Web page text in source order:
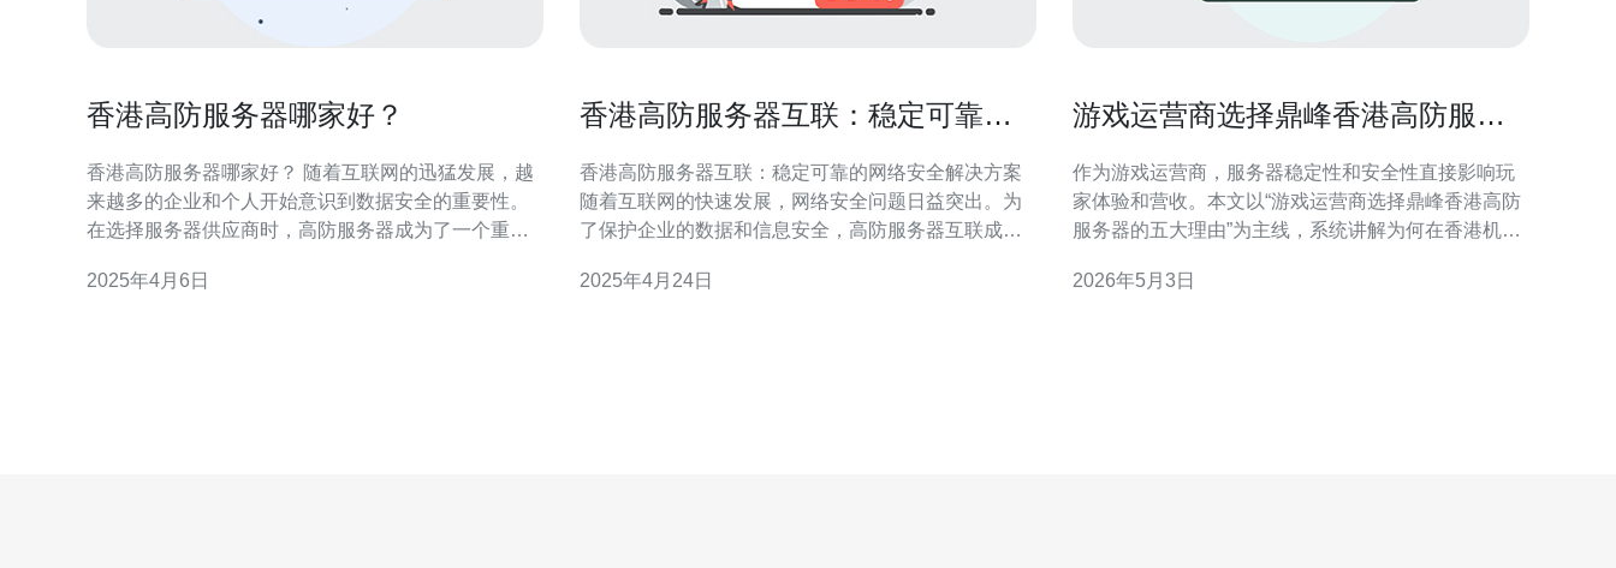
香港高防服务器哪家好？
香港高防服务器哪家好？ 随着互联网的迅猛发展，越
来越多的企业和个人开始意识到数据安全的重要性。
在选择服务器供应商时，高防服务器成为了一个重要
应商更值得信赖呢？ 一个好的高防服务器供应商应该
2025年4月6日
香港高防服务器互联：稳定可靠的
香港高防服务器互联：稳定可靠的网络安全解决方案
随着互联网的快速发展，网络安全问题日益突出。为
了保护企业的数据和信息安全，高防服务器互联成为
高防服务器互联，探讨其稳定性和可靠性，为企业选
2025年4月24日
游戏运营商选择鼎峰香港高防服务
作为游戏运营商，服务器稳定性和安全性直接影响玩
家体验和营收。本文以“游戏运营商选择鼎峰香港高防
服务器的五大理由”为主线，系统讲解为何在香港机房
技术与CDN配套策略，帮助您快速判断并推荐购买方
2026年5月3日